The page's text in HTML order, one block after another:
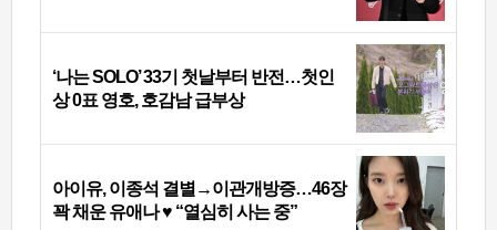
‘나는 SOLO’ 33기 첫날부터 반전…첫인
상 0표 영호, 호감남 급부상
아이유, 이종석 결별→이관개방증…46장
꽉 채운 유애나 ♥ “열심히 사는 중”